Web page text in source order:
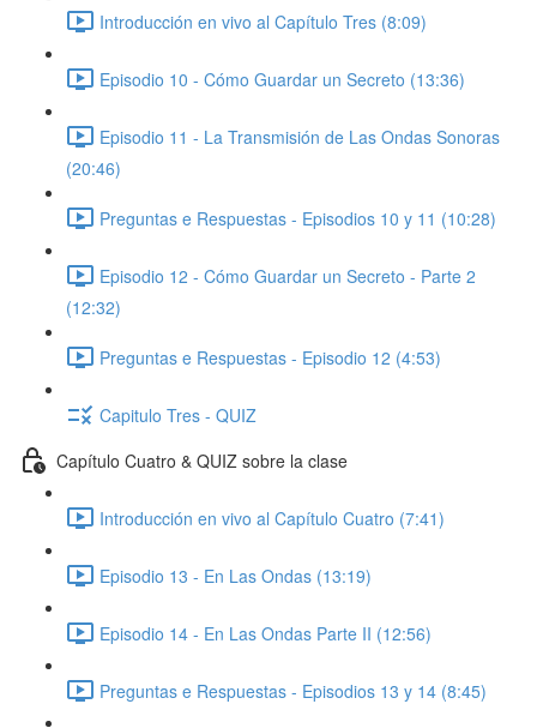
Introducción en vivo al Capítulo Tres (8:09)
Episodio 10 - Cómo Guardar un Secreto (13:36)
Episodio 11 - La Transmisión de Las Ondas Sonoras
(20:46)
Preguntas e Respuestas - Episodios 10 y 11 (10:28)
Episodio 12 - Cómo Guardar un Secreto - Parte 2
(12:32)
Preguntas e Respuestas - Episodio 12 (4:53)
Capitulo Tres - QUIZ
Capítulo Cuatro & QUIZ sobre la clase
Introducción en vivo al Capítulo Cuatro (7:41)
Episodio 13 - En Las Ondas (13:19)
Episodio 14 - En Las Ondas Parte II (12:56)
Preguntas e Respuestas - Episodios 13 y 14 (8:45)